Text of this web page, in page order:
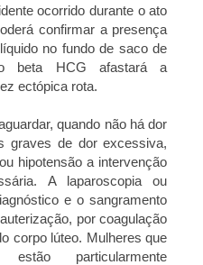
ocorrido durante o ato
confirmar a presença
no fundo de saco de
beta HCG afastará a
ectópica rota.
quando não há dor
graves de dor excessiva,
hipotensão a intervenção
A laparoscopia ou
e o sangramento
por coagulação
corpo lúteo. Mulheres que
estão particularmente